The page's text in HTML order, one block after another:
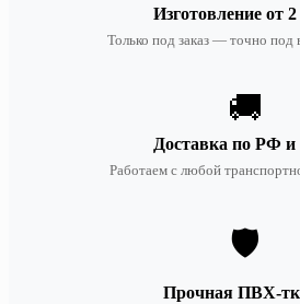
Изготовление от
Только под заказ — точно под
🚚
Доставка по РФ
Работаем с любой
🛡️
Прочная ПВХ-